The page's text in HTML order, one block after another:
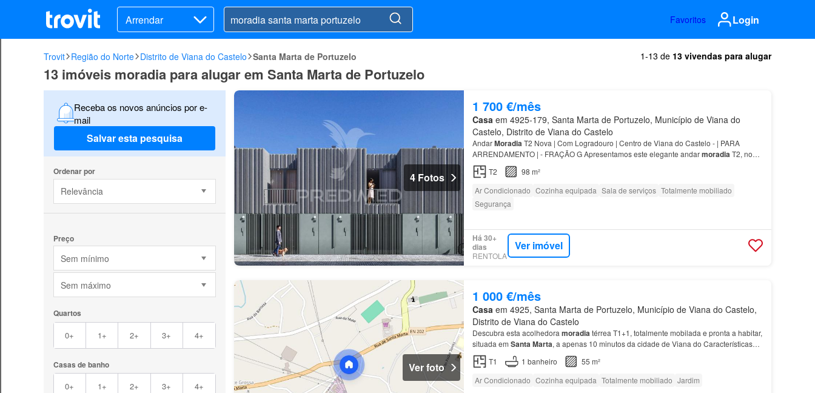
Arrendar Favoritos Login
Trovit Região do Norte Distrito de Viana do Castelo Santa Marta de Portuzelo 1-13 de 13 vivendas para alugar
13 imóveis moradia para alugar em Santa Marta de Portuzelo
Receba os novos anúncios por e-
mail
Salvar esta pesquisa
Ordenar por
Relevância
Preço
Sem mínimo
Sem máximo
Quartos
0+ 1+ 2+ 3+ 4+
Casas de banho
0+ 1+ 2+ 3+ 4+
4 Fotos
1 700 €/mês
Casaem 4925-179, Santa Marta de Portuzelo, Município de Viana do
Castelo, Distrito de Viana do Castelo
AndarMoradiaT2 Nova | Com Logradouro | Centro de Viana do Castelo - | PARA
ARRENDAMENTO | - FRAÇÃO G Apresentamos este elegante andarmoradiaT2, novo
Com 117 m² de área, esta
T2
98 m²
Ar Condicionado Cozinha equipada Sala de serviços Totalmente mobiliado
Segurança
Há 30+
dias
RENTOLA
Ver imóvel
Ver foto
1 000 €/mês
Casa em 4925, Santa Marta de Portuzelo, Município de Viana do Castelo,
Distrito de Viana do Castelo
Descubra esta acolhedora moradiatérrea T1+1, totalmente mobilada e pronta a habitar,
situada em SantaMarta, a apenas 10 minutos da cidade de Viana do Características
principais:
Moradia térrea T1+1 Totalmente mobilada Cozin…
T1 1 banheiro
55 m²
Ar Condicionado Cozinha equipada Totalmente mobiliado Jardim